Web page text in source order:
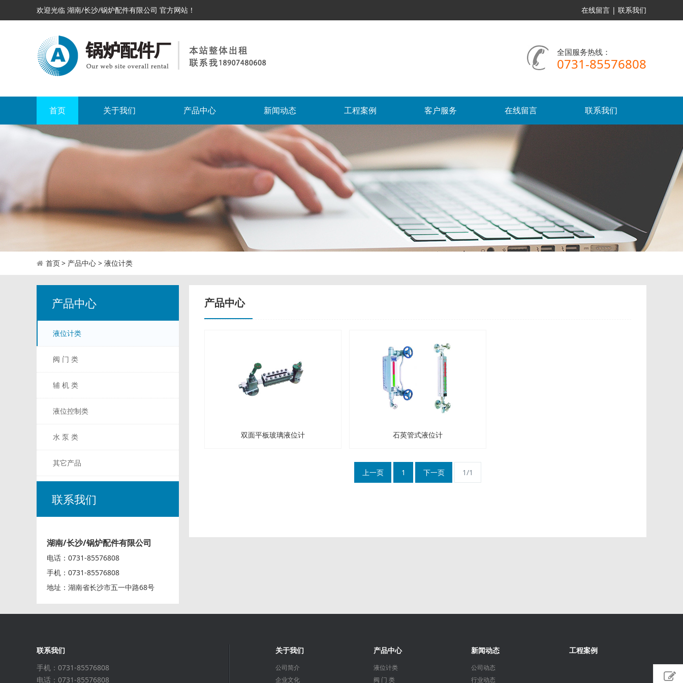
欢迎光临 湖南/长沙/锅炉配件有限公司 官方网站！ 在线留言 | 联系我们
全国服务热线：
0731-85576808
首页 关于我们 产品中心 新闻动态 工程案例 客户服务 在线留言 联系我们
首页 > 产品中心 > 液位计类
产品中心
液位计类
阀 门 类
辅 机 类
液位控制类
水 泵 类
其它产品
联系我们
湖南/长沙/锅炉配件有限公司
电话：0731-85576808
手机：0731-85576808
地址：湖南省长沙市五一中路68号
产品中心
双面平板玻璃液位计 石英管式液位计
上一页 1 下一页 1/1
联系我们
手机：0731-85576808
电话：0731-85576808
关于我们
公司简介
企业文化
产品中心
液位计类
阀 门 类
新闻动态
公司动态
行业动态
工程案例